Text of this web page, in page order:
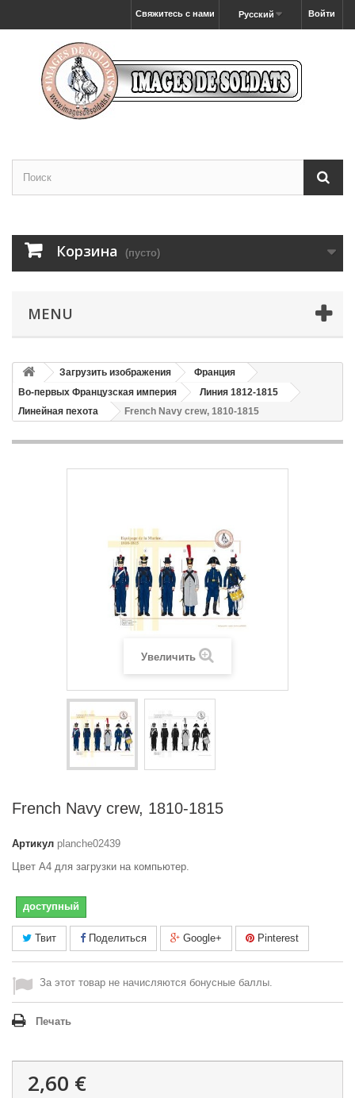
Войти
Русский
Свяжитесь с нами
Корзина (пусто)
MENU
Загрузить изображения
Франция
Во-первых Французская империя
Линия 1812-1815
Линейная пехота
French Navy crew, 1810-1815
Увеличить
French Navy crew, 1810-1815
Артикул planche02439
Цвет A4 для загрузки на компьютер.
доступный
Твит Поделиться Google+ Pinterest
За этот товар не начисляются бонусные баллы.
Печать
2,60 €